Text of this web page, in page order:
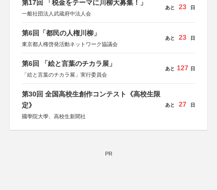
第17回 「税金をテーマに川柳大募集！」
一般社団法人武蔵府中法人会
あと 23 日
第6回「都民の人権川柳」
東京都人権啓発活動ネットワーク協議会
あと 23 日
第6回 「絵と言葉のチカラ展」
「絵と言葉のチカラ展」実行委員会
あと 127 日
第30回 全国高校生創作コンテスト《高校生限
定》
國學院大學、高校生新聞社
あと 27 日
PR